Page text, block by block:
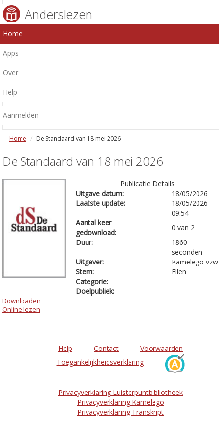
Anderslezen
Home
Apps
Over
Help
Aanmelden
Home De Standaard van 18 mei 2026
De Standaard van 18 mei 2026
Publicatie Details
Uitgave datum:
18/05/2026
Laatste update:
18/05/2026
09:54
Aantal keer
gedownload:
0 van 2
Duur:
1860
seconden
Uitgever:
Kamelego vzw
Stem:
Ellen
Categorie:
Doelpubliek:
Downloaden
Online lezen
Help Contact
Voorwaarden
Toegankelijkheidsverklaring
Privacyverklaring Luisterpuntbibliotheek
Privacyverklaring Kamelego
Privacyverklaring Transkript